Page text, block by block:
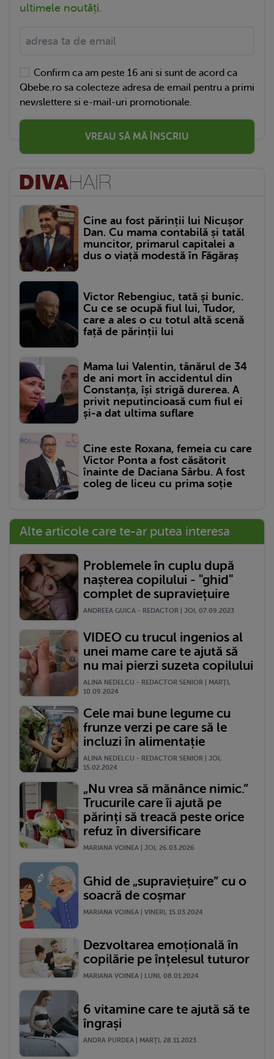
ultimele noutăți.
Confirm ca am peste 16 ani si sunt de acord ca
Qbebe.ro sa colecteze adresa de email pentru a primi
newslettere si e-mail-uri promotionale.
VREAU SĂ MĂ ÎNSCRIU
Cine au fost părinții lui Nicușor
Dan. Cu mama contabilă și tatăl
muncitor, primarul capitalei a
dus o viață modestă în Făgăraș
Victor Rebengiuc, tată și bunic.
Cu ce se ocupă fiul lui, Tudor,
care a ales o cu totul altă scenă
față de părinții lui
Mama lui Valentin, tânărul de 34
de ani mort în accidentul din
Constanța, își strigă durerea. A
privit neputincioasă cum fiul ei
și-a dat ultima suflare
Cine este Roxana, femeia cu care
Victor Ponta a fost căsătorit
înainte de Daciana Sârbu. A fost
coleg de liceu cu prima soție
Alte articole care te-ar putea interesa
Problemele în cuplu după
nașterea copilului - "ghid"
complet de supraviețuire
ANDREEA GUICA - REDACTOR | JOI, 07.09.2023
VIDEO cu trucul ingenios al
unei mame care te ajută să
nu mai pierzi suzeta copilului
ALINA NEDELCU - REDACTOR SENIOR | MARŢI,
10.09.2024
Cele mai bune legume cu
frunze verzi pe care să le
incluzi în alimentație
ALINA NEDELCU - REDACTOR SENIOR | JOI,
15.02.2024
„Nu vrea să mănânce nimic.”
Trucurile care îi ajută pe
părinți să treacă peste orice
refuz în diversificare
MARIANA VOINEA | JOI, 26.03.2026
Ghid de „supraviețuire” cu o
soacră de coșmar
MARIANA VOINEA | VINERI, 15.03.2024
Dezvoltarea emoțională în
copilărie pe înțelesul tuturor
MARIANA VOINEA | LUNI, 08.01.2024
6 vitamine care te ajută să te
îngrași
ANDRA PURDEA | MARŢI, 28.11.2023